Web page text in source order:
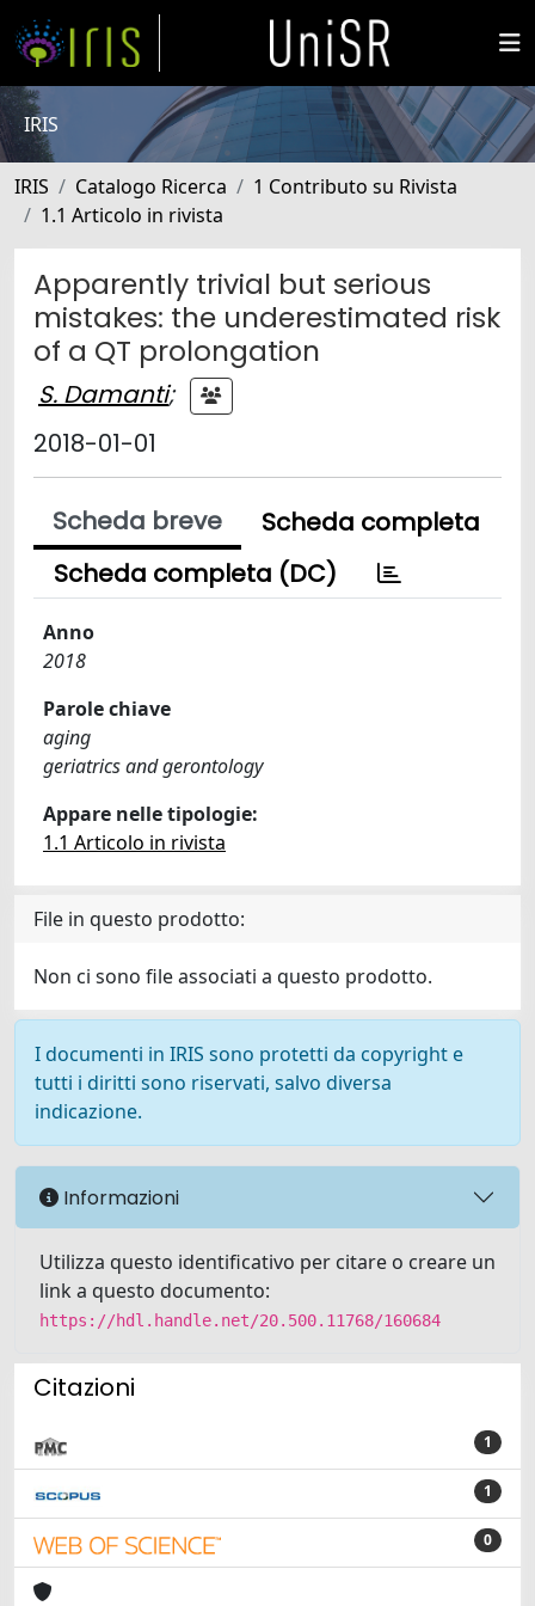
IRIS
IRIS Catalogo Ricerca
1 Contributo su Rivista
1.1 Articolo in rivista
Apparently trivial but serious
mistakes: the underestimated risk
of a QT prolongation
S. Damanti;
2018-01-01
Scheda breve
Scheda completa
Scheda completa (DC)
Anno
2018
Parole chiave
aging
geriatrics and gerontology
Appare nelle tipologie:
1.1 Articolo in rivista
File in questo prodotto:
Non ci sono file associati a questo prodotto.
I documenti in IRIS sono protetti da copyright e
tutti i diritti sono riservati, salvo diversa
indicazione.
Informazioni
Utilizza questo identificativo per citare o creare un
link a questo documento:
https://hdl.handle.net/20.500.11768/160684
Citazioni
1
1
0